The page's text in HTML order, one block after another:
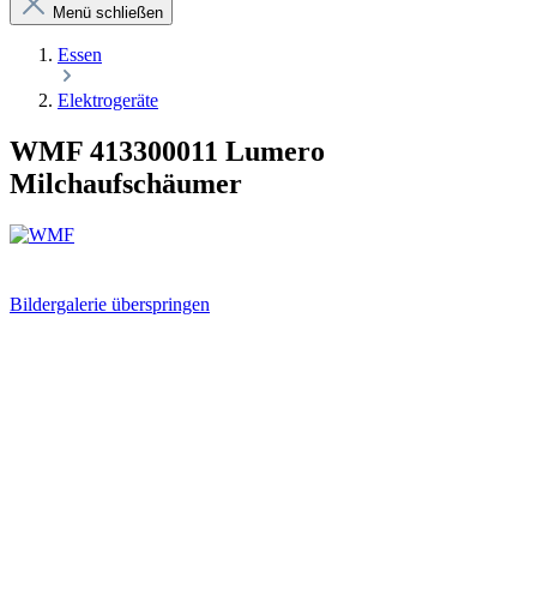
Menü schließen
Essen
Elektrogeräte
WMF 413300011 Lumero
Milchaufschäumer
Bildergalerie überspringen